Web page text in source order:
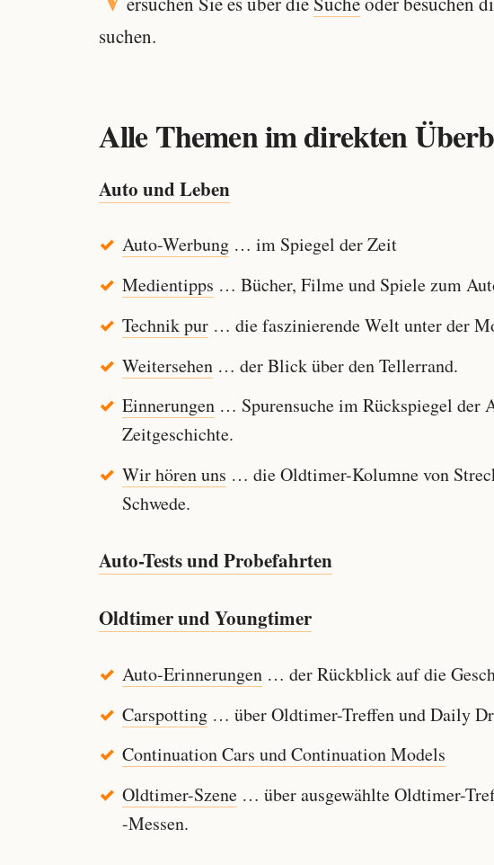
suchen.
Alle Themen im direkten
Auto und Leben
Auto-Werbung… im Spiegel der Zeit
Medientipps … Bücher, Filme und Spiele zum
Technik pur… die faszinierende Welt unter der
Weitersehen… der Blick über den Tellerrand.
Einnerungen… Spurensuche im Rückspiegel der
Zeitgeschichte.
Wir hören uns … die Oldtimer-Kolumne von
Schwede.
Auto-Tests und Probefahrten
Oldtimer und Youngtimer
Auto-Erinnerungen… der Rückblick auf die
Carspotting… über Oldtimer-Treffen und Daily
Continuation Cars und Continuation Models
Oldtimer-Szene… über ausgewählte Oldtimer-
-Messen.